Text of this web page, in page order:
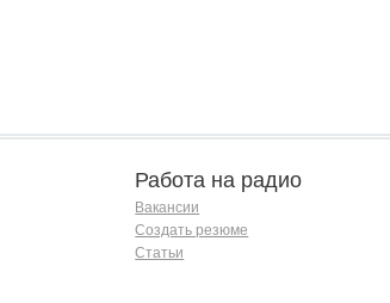
Работа на радио
Вакансии
Создать резюме
Статьи